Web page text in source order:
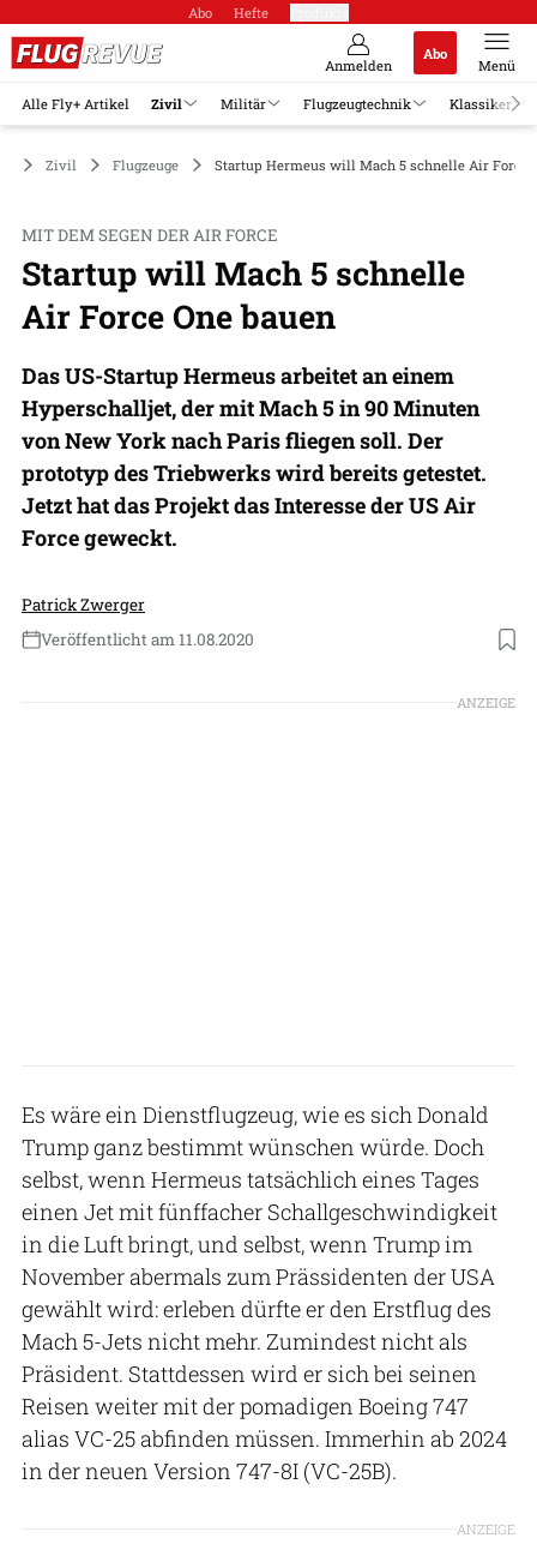
Abo Hefte
Anmelden
Abo
Menü
Alle Fly+ Artikel Zivil Militär Flugzeugtechnik Klassiker
Zivil Flugzeuge Startup Hermeus will Mach 5 schnelle Air Force
MIT DEM SEGEN DER AIR FORCE
Startup will Mach 5 schnelle
Air Force One bauen
Das US-Startup Hermeus arbeitet an einem
Hyperschalljet, der mit Mach 5 in 90 Minuten
von New York nach Paris fliegen soll. Der
prototyp des Triebwerks wird bereits getestet.
Jetzt hat das Projekt das Interesse der US Air
Force geweckt.
Patrick Zwerger
Veröffentlicht am 11.08.2020
Foto: Hermeus
ANZEIGE
Es wäre ein Dienstflugzeug, wie es sich Donald
Trump ganz bestimmt wünschen würde. Doch
selbst, wenn Hermeus tatsächlich eines Tages
einen Jet mit fünffacher Schallgeschwindigkeit
in die Luft bringt, und selbst, wenn Trump im
November abermals zum Prässidenten der USA
gewählt wird: erleben dürfte er den Erstflug des
Mach 5-Jets nicht mehr. Zumindest nicht als
Präsident. Stattdessen wird er sich bei seinen
Reisen weiter mit der pomadigen Boeing 747
alias VC-25 abfinden müssen. Immerhin ab 2024
in der neuen Version 747-8I (VC-25B).
ANZEIGE